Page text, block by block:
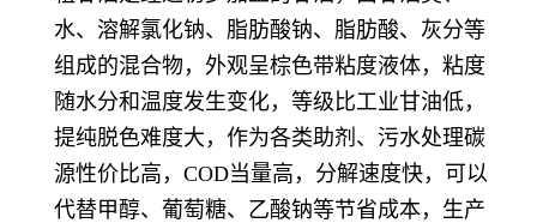
水、溶解氯化钠、脂肪酸钠、脂肪酸、灰分等
组成的混合物，外观呈棕色带粘度液体，粘度
随水分和温度发生变化，等级比工业甘油低，
提纯脱色难度大，作为各类助剂、污水处理碳
源性价比高，COD当量高，分解速度快，可以
代替甲醇、葡萄糖、乙酸钠等节省成本，生产